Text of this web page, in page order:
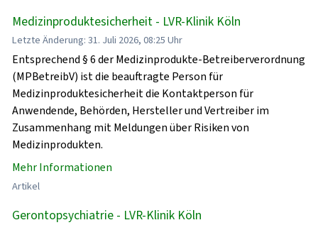
Medizinproduktesicherheit - LVR-Klinik Köln
Letzte Änderung: 31. Juli 2026, 08:25 Uhr
Entsprechend § 6 der Medizinprodukte-Betreiberverordnung
(MPBetreibV) ist die beauftragte Person für
Medizinproduktesicherheit die Kontaktperson für
Anwendende, Behörden, Hersteller und Vertreiber im
Zusammenhang mit Meldungen über Risiken von
Medizinprodukten.
Mehr Informationen
Artikel
Gerontopsychiatrie - LVR-Klinik Köln